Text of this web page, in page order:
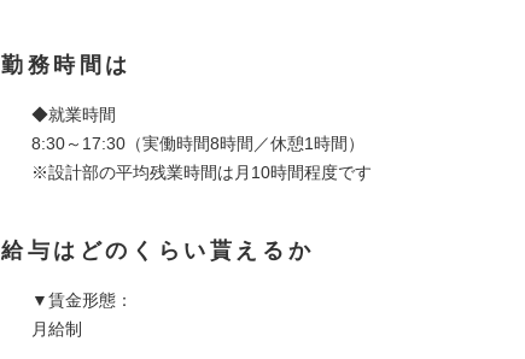
勤務時間は
◆就業時間
8:30～17:30（実働時間8時間／休憩1時間）
※設計部の平均残業時間は月10時間程度です
給与はどのくらい貰えるか
▼賃金形態：
月給制